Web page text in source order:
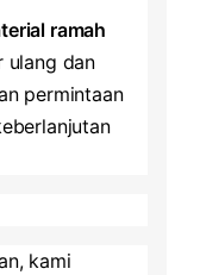
ramah
ulang dan
permintaan
kami